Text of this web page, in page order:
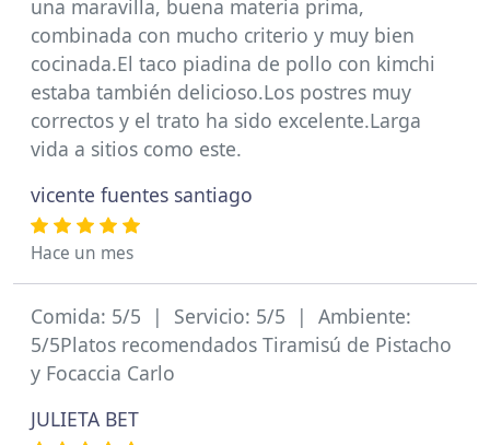
una maravilla, buena materia prima,
combinada con mucho criterio y muy bien
cocinada.El taco piadina de pollo con kimchi
estaba también delicioso.Los postres muy
correctos y el trato ha sido excelente.Larga
vida a sitios como este.
vicente fuentes santiago
Hace un mes
Comida: 5/5 | Servicio: 5/5 | Ambiente:
5/5Platos recomendados Tiramisú de Pistacho
y Focaccia Carlo
JULIETA BET